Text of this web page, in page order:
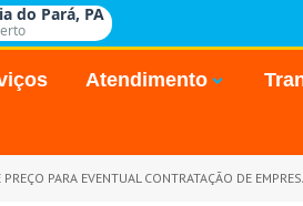
do Pará, PA
Atendimento
PARA EVENTUAL CONTRATAÇÃO DE EMPRESA PARA